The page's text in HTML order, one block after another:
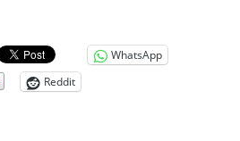
WhatsApp
Reddit